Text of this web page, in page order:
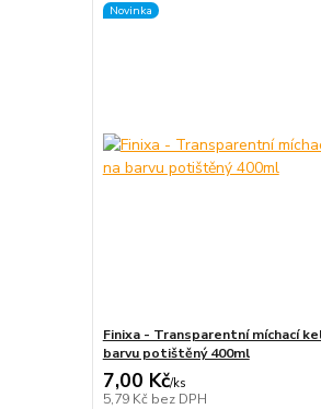
Novinka
Finixa - Transparentní míchací
barvu potištěný 400ml
7,00 Kč/ks
5,79 Kč bez DPH